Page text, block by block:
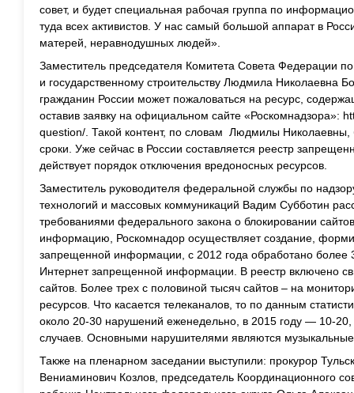
совет, и будет специальная рабочая группа по
туда всех активистов. У нас самый большой аппарат в
матерей, неравнодушных людей».
Заместитель председателя Комитета Совета Федерации по
и государственному строительству Людмила Николаевна
гражданин России может пожаловаться на ресурс,
оставив заявку на официальном сайте «Роскомнадзора»:
question/ . Такой контент, по словам Людмилы Николаевны,
сроки. Уже сейчас в России составляется реестр
действует порядок отключения вредоносных ресурсов.
Заместитель руководителя федеральной службы по
технологий и массовых коммуникаций Вадим Субботин
требованиями федерального закона о блокировании
информацию, Роскомнадор осуществляет создание,
запрещенной информации, с 2012 года обработано более
Интернет запрещенной информации. В реестр включено
сайтов. Более трех с половиной тысяч сайтов – на
ресурсов. Что касается телеканалов, то по данным
около 20-30 нарушений еженедельно, в 2015 году — 10-
случаев. Основными нарушителями являются
Также на пленарном заседании выступили: прокурор
Вениаминович Козлов, председатель Координационного